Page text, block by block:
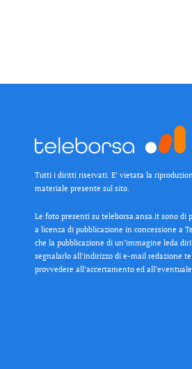
Tutti i diritti riservati. E’ vietata la
materiale presente sul sito.
Le foto presenti su teleborsa.ansa.it sono di
a licenza di pubblicazione in concessione a
che la pubblicazione di un’immagine leda
segnalarlo all’indirizzo di e-mail redazione
provvedere all’accertamento ed